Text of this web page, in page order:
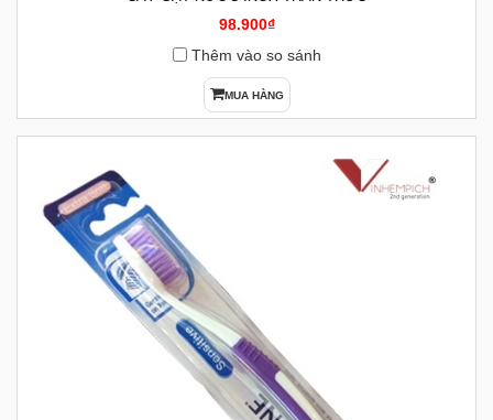
98.900₫
Thêm vào so sánh
MUA HÀNG